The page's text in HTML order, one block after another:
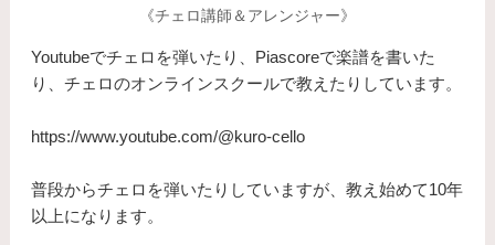
《チェロ講師＆アレンジャー》
Youtubeでチェロを弾いたり、Piascoreで楽譜を書いた
り、チェロのオンラインスクールで教えたりしています。
https://www.youtube.com/@kuro-cello
普段からチェロを弾いたりしていますが、教え始めて10年
以上になります。